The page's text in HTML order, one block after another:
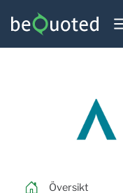
Översikt